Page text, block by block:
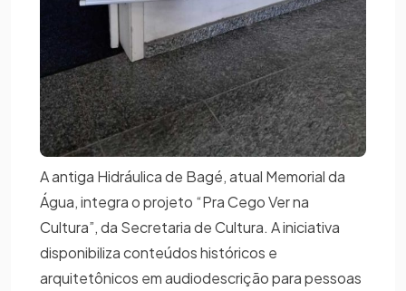
A antiga Hidráulica de Bagé, atual Memorial da
Água, integra o projeto “Pra Cego Ver na
Cultura”, da Secretaria de Cultura. A iniciativa
disponibiliza conteúdos históricos e
arquitetônicos em audiodescrição para pessoas